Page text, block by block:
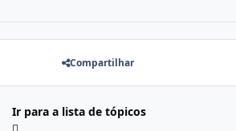
Compartilhar
Ir para a lista de tópicos